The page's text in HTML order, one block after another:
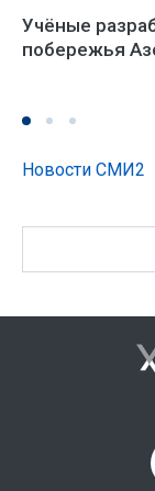
Учёные
побережья
Новости СМИ2